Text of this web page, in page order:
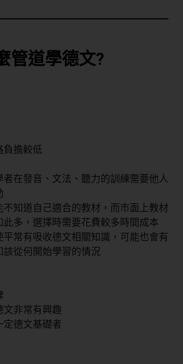
管道學德文?
負擔較低
者在發音、文法、聽力的訓練需要他人
不知道自己適合的教材，而市面上教材
此多，選擇時需要花費較多時間成本
平常有吸收德文相關知識，可能也會有
該從何開始學習的情況
文非常有興趣
定德文基礎者